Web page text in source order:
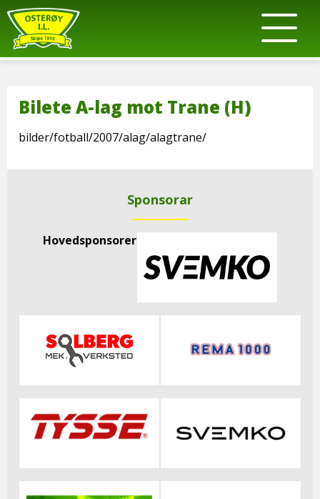
Bilete A-lag mot Trane (H)
bilder/fotball/2007/alag/alagtrane/
Sponsorar
Hovedsponsorer